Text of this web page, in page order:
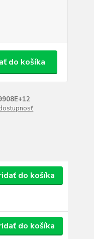
do košíka
do košíka
do košíka